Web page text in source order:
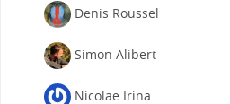
Denis Roussel
Simon Alibert
Nicolae Irina